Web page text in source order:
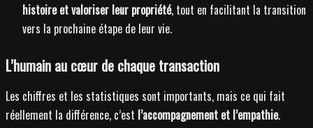
histoire et valoriser leur propriété, tout en facilitant la transition
vers la prochaine étape de leur vie.
L’humain au cœur de chaque transaction
Les chiffres et les statistiques sont importants, mais ce qui fait
réellement la différence, c’est l’accompagnement et l’empathie.